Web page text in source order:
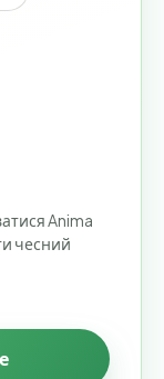
Anima
чесний